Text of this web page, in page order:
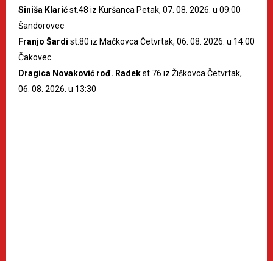
Siniša Klarićst.48 iz Kuršanca Petak, 07. 08. 2026. u 09:00
Šandorovec
Franjo Šardi st.80 iz Mačkovca Četvrtak, 06. 08. 2026. u 14:00
Čakovec
Dragica Novaković rođ. Radekst.76 iz Žiškovca Četvrtak,
06. 08. 2026. u 13:30